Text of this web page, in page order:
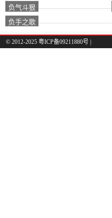
负气斗狠
负手之歌
© 2012-2025 粤ICP备09211880号 |